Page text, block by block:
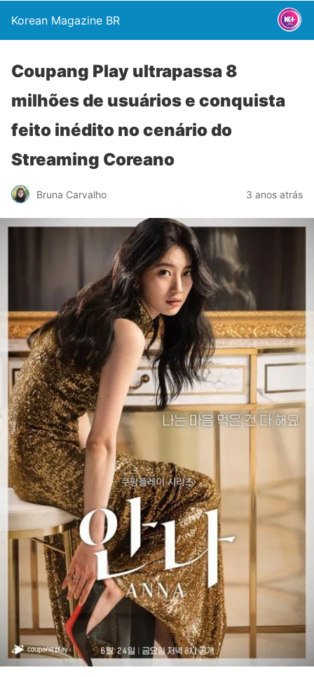
Korean Magazine BR
Coupang Play ultrapassa 8
milhões de usuários e conquista
feito inédito no cenário do
Streaming Coreano
Bruna Carvalho 3 anos atrás